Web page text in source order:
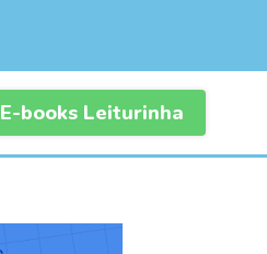
E-books Leiturinha